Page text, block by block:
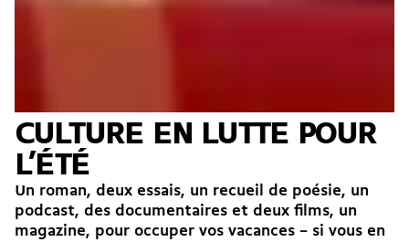
CULTURE EN LUTTE POUR
L’ÉTÉ
Un roman, deux essais, un recueil de poésie, un
podcast, des documentaires et deux films, un
magazine, pour occuper vos vacances – si vous en